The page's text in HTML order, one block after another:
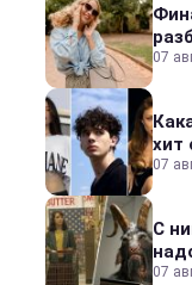
07
хит
07
С
07